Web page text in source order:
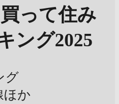
買って住み
ング2025
グ
ほか